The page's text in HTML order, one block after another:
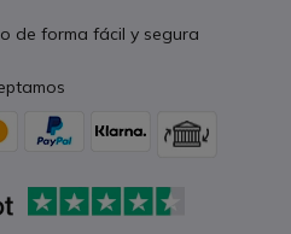
de forma fácil y segura